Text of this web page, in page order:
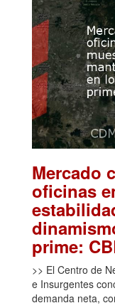
Mercado
oficinas
prime:
>> El Centro de
e Insurgentes
demanda neta,